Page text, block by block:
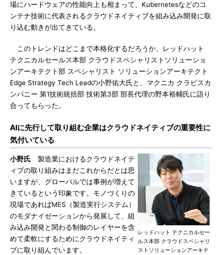
場にハードウェアの性能向上も相まって、Kubernetesなどのコ
ンテナ技術に代表されるクラウドネイティブを組み込み開発に取
り込む動きが出てきている。
このトレンドはどこまで本格化するだろうか。レッドハット
テクニカルセールス本部 クラウドスペシャリストソリューショ
ンアーキテクト部 スペシャリスト ソリューションアーキテクト
Edge Strategy Tech Leadの小野佑大氏と、マクニカ クラビスカ
ンパニー 第1技術統括部 技術第3部 部長代理の野本裕輔氏に語り
合ってもらった。
AIに先行して取り組む企業はクラウドネイティブの重要性に
気付いている
レッドハット テクニカルセー
ルス本部 クラウドスペシャリ
ストソリューションアーキテ
小野氏 製造業におけるクラウドネイテ
ィブの取り組みはまだこれからだとは思
いますが、グローバルでは事例が増えて
きているという印象です。モノづくりの
現場であればMES（製造実行システム）
のモダナイゼーションから発展して、組
み込み開発と関わる制御のレイヤーを含
めて柔軟にするためにクラウドネイティ
ブに取り組んでいます。